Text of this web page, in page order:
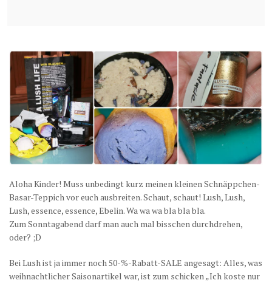
Aloha Kinder! Muss unbedingt kurz meinen kleinen Schnäppchen-
Basar-Teppich vor euch ausbreiten. Schaut, schaut! Lush, Lush,
Lush, essence, essence, Ebelin. Wa wa wa bla bla bla.
Zum Sonntagabend darf man auch mal bisschen durchdrehen,
oder? ;D
Bei Lush ist ja immer noch 50-%-Rabatt-SALE angesagt: Alles, was
weihnachtlicher Saisonartikel war, ist zum schicken „Ich koste nur